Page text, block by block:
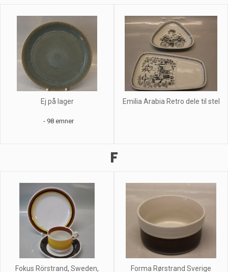
Ej på lager
- 98 emner
Emilia Arabia Retro dele til stel
F
Fokus Rörstrand, Sweden, Forma Rørstrand Sverige